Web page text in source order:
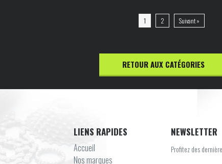
1 2 Suivant »
RETOUR AUX CATÉGORIES
LIENS RAPIDES
Accueil
Nos marques
NEWSLETTER
Profitez des